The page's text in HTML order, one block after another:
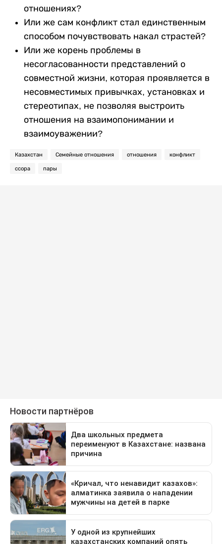
отношениях?
Или же сам конфликт стал единственным
способом почувствовать накал страстей?
Или же корень проблемы в
несогласованности представлений о
совместной жизни, которая проявляется в
несовместимых привычках, установках и
стереотипах, не позволяя выстроить
отношения на взаимопонимании и
взаимоуважении?
Казахстан Семейные отношения отношения конфликт
ссора пары